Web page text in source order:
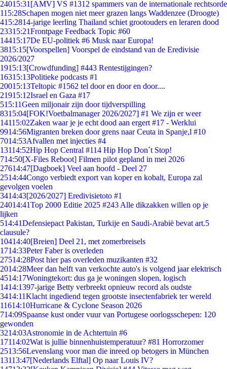
24015:31 [AMV] VS #1312 spammers van de internationale rechtsorde
115:28Schapen mogen niet meer grazen langs Waddenzee (Droogte)
415:2814-jarige leerling Thailand schiet grootouders en leraren dood
23315:21Frontpage Feedback Topic #60
14415:17De EU-politiek #6 Musk naar Europa!
3815:15[Voorspellen] Voorspel de eindstand van de Eredivisie
2026/2027
1915:13[Crowdfunding] #443 Rentestijgingen?
16315:13Politieke podcasts #1
20015:13Teltopic #1562 tel door en door en door....
21915:12Israel en Gaza #17
515:11Geen miljonair zijn door tijdverspilling
8315:04[FOK!Voetbalmanager 2026/2027] #1 We zijn er weer
14115:02Zaken waar je je echt dood aan ergert #17 - Werklui
9914:56Migranten breken door grens naar Ceuta in Spanje,l #10
7014:53Afvallen met injecties #4
13114:52Hip Hop Central #114 Hip Hop Don´t Stop!
714:50[X-Files Reboot] Filmen pilot gepland in mei 2026
27614:47[Dagboek] Veel aan hoofd - Deel 27
2514:44Congo verbiedt export van koper en kobalt, Europa zal
gevolgen voelen
3414:43[2026/2027] Eredivisietoto #1
24014:41Top 2000 Editie 2025 #243 Alle dikzakken willen op je
lijken
514:41Defensiepact Pakistan, Turkije en Saudi-Arabië bevat art.5
clausule?
10414:40[Breien] Deel 21, met zomerbreisels
1714:33Peter Faber is overleden
27514:28Post hier pas overleden muzikanten #32
2014:28Meer dan helft van verkochte auto's is volgend jaar elektrisch
4514:17Woningtekort: dus ga je woningen slopen, logisch
1414:1397-jarige Betty verbreekt opnieuw record als oudste
3414:11Klacht ingediend tegen grootste insectenfabriek ter wereld
11614:10Hurricane & Cyclone Season 2026
714:09Spaanse kust onder vuur van Portugese oorlogsschepen: 120
gewonden
3214:03Astronomie in de Achtertuin #6
17114:02Wat is jullie binnenhuistemperatuur? #81 Horrorzomer
2513:56Levenslang voor man die inreed op betogers in München
13113:47[Nederlands Elftal] Op naar Louis IV?